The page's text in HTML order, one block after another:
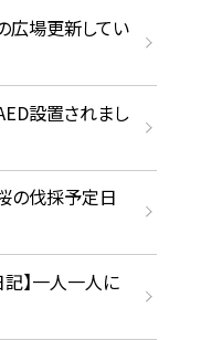
広場更新してい
設置されまし
の伐採予定日
】一人一人に